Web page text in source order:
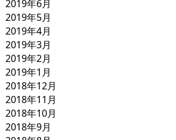
2019年6月
2019年5月
2019年4月
2019年3月
2019年2月
2019年1月
2018年12月
2018年11月
2018年10月
2018年9月